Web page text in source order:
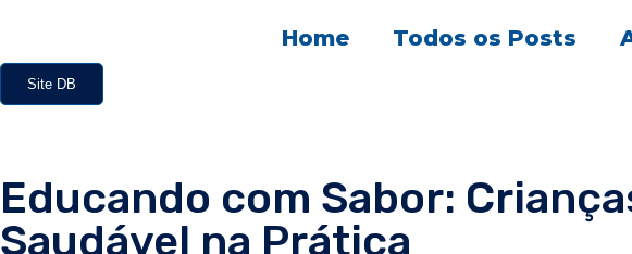
Home Todos os Posts
Site DB
Educando com Sabor:
Saudável na Prática